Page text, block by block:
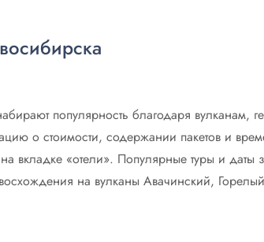
популярность благодаря вулканам,
о стоимости, содержании пакетов и
вкладке «отели». Популярные туры и
на вулканы Авачинский,